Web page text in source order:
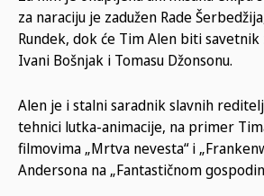
za naraciju je zadužen Rade
Rundek, dok će Tim Alen biti
Ivani Bošnjak i Tomasu Džonsonu.
Alen je i stalni saradnik slavnih
tehnici lutka-animacije, na primer
filmovima „Mrtva nevesta“ i
Andersona na „Fantastičnom